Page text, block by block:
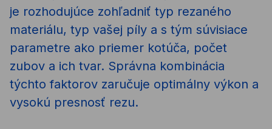
je rozhodujúce zohľadniť typ rezaného
materiálu, typ vašej píly a s tým súvisiace
parametre ako priemer kotúča, počet
zubov a ich tvar. Správna kombinácia
týchto faktorov zaručuje optimálny výkon a
vysokú presnosť rezu.